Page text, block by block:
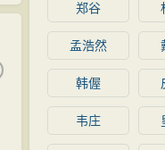
郑谷
孟浩然
韩偓
韦庄